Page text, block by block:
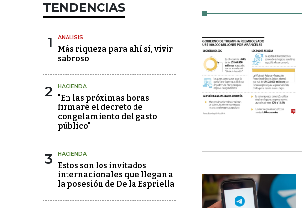
TENDENCIAS
1 ANÁLISIS
Más riqueza para ahí sí, vivir
sabroso
2 HACIENDA
"En las próximas horas
firmaré el decreto de
congelamiento del gasto
público"
3 HACIENDA
Estos son los invitados
internacionales que llegan a
la posesión de De la Espriella